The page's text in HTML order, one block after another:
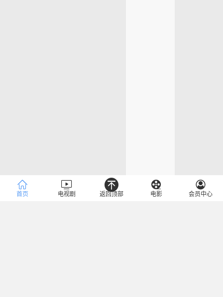
首页 电视剧 返回顶部 电影 会员中心